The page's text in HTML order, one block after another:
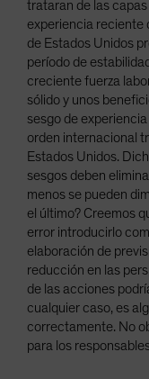
trataran de las
experiencia reciente
de Estados Unidos
período de
creciente fuerza
sólido y unos
sesgo de
orden internacional
Estados Unidos.
sesgos deben
menos se pueden
el último? Creemos
error introducirlo
elaboración de
reducción en las
de las acciones
cualquier caso, es
correctamente. No
para los